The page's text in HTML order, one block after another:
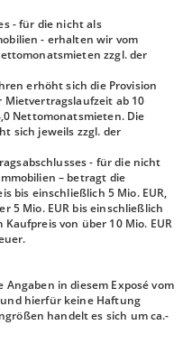
- für die nicht als
- erhalten wir vom
zzgl. der
erhöht sich die Provision
ab 10
Nettomonatsmieten. Die
sich jeweils zzgl. der
- für die nicht
– betragt die
bis einschließlich 5 Mio. EUR,
5 Mio. EUR bis einschließlich
Kaufpreis von über 10 Mio. EUR
in diesem Exposé vom
hierfür keine Haftung
handelt es sich um ca.-